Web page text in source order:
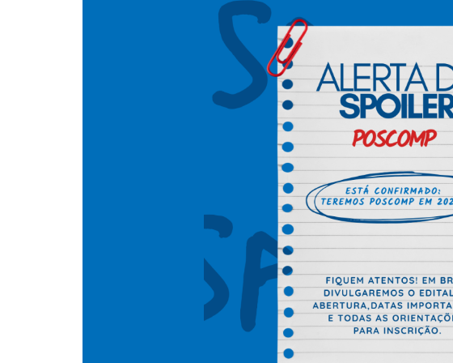
Meninas Digitais
Personalidades da
Computação
Variedades
Histórico
COVID
Entrevistas
Eu sou a
Hora do